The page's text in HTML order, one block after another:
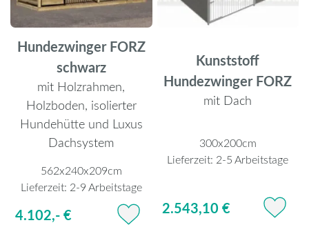
Hundezwinger FORZ
schwarz
mit Holzrahmen,
Holzboden, isolierter
Hundehütte und Luxus
Dachsystem
562x240x209cm
Lieferzeit: 2-9 Arbeitstage
4.102,- €
Kunststoff
Hundezwinger FORZ
mit Dach
300x200cm
Lieferzeit: 2-5 Arbeitstage
2.543,10 €